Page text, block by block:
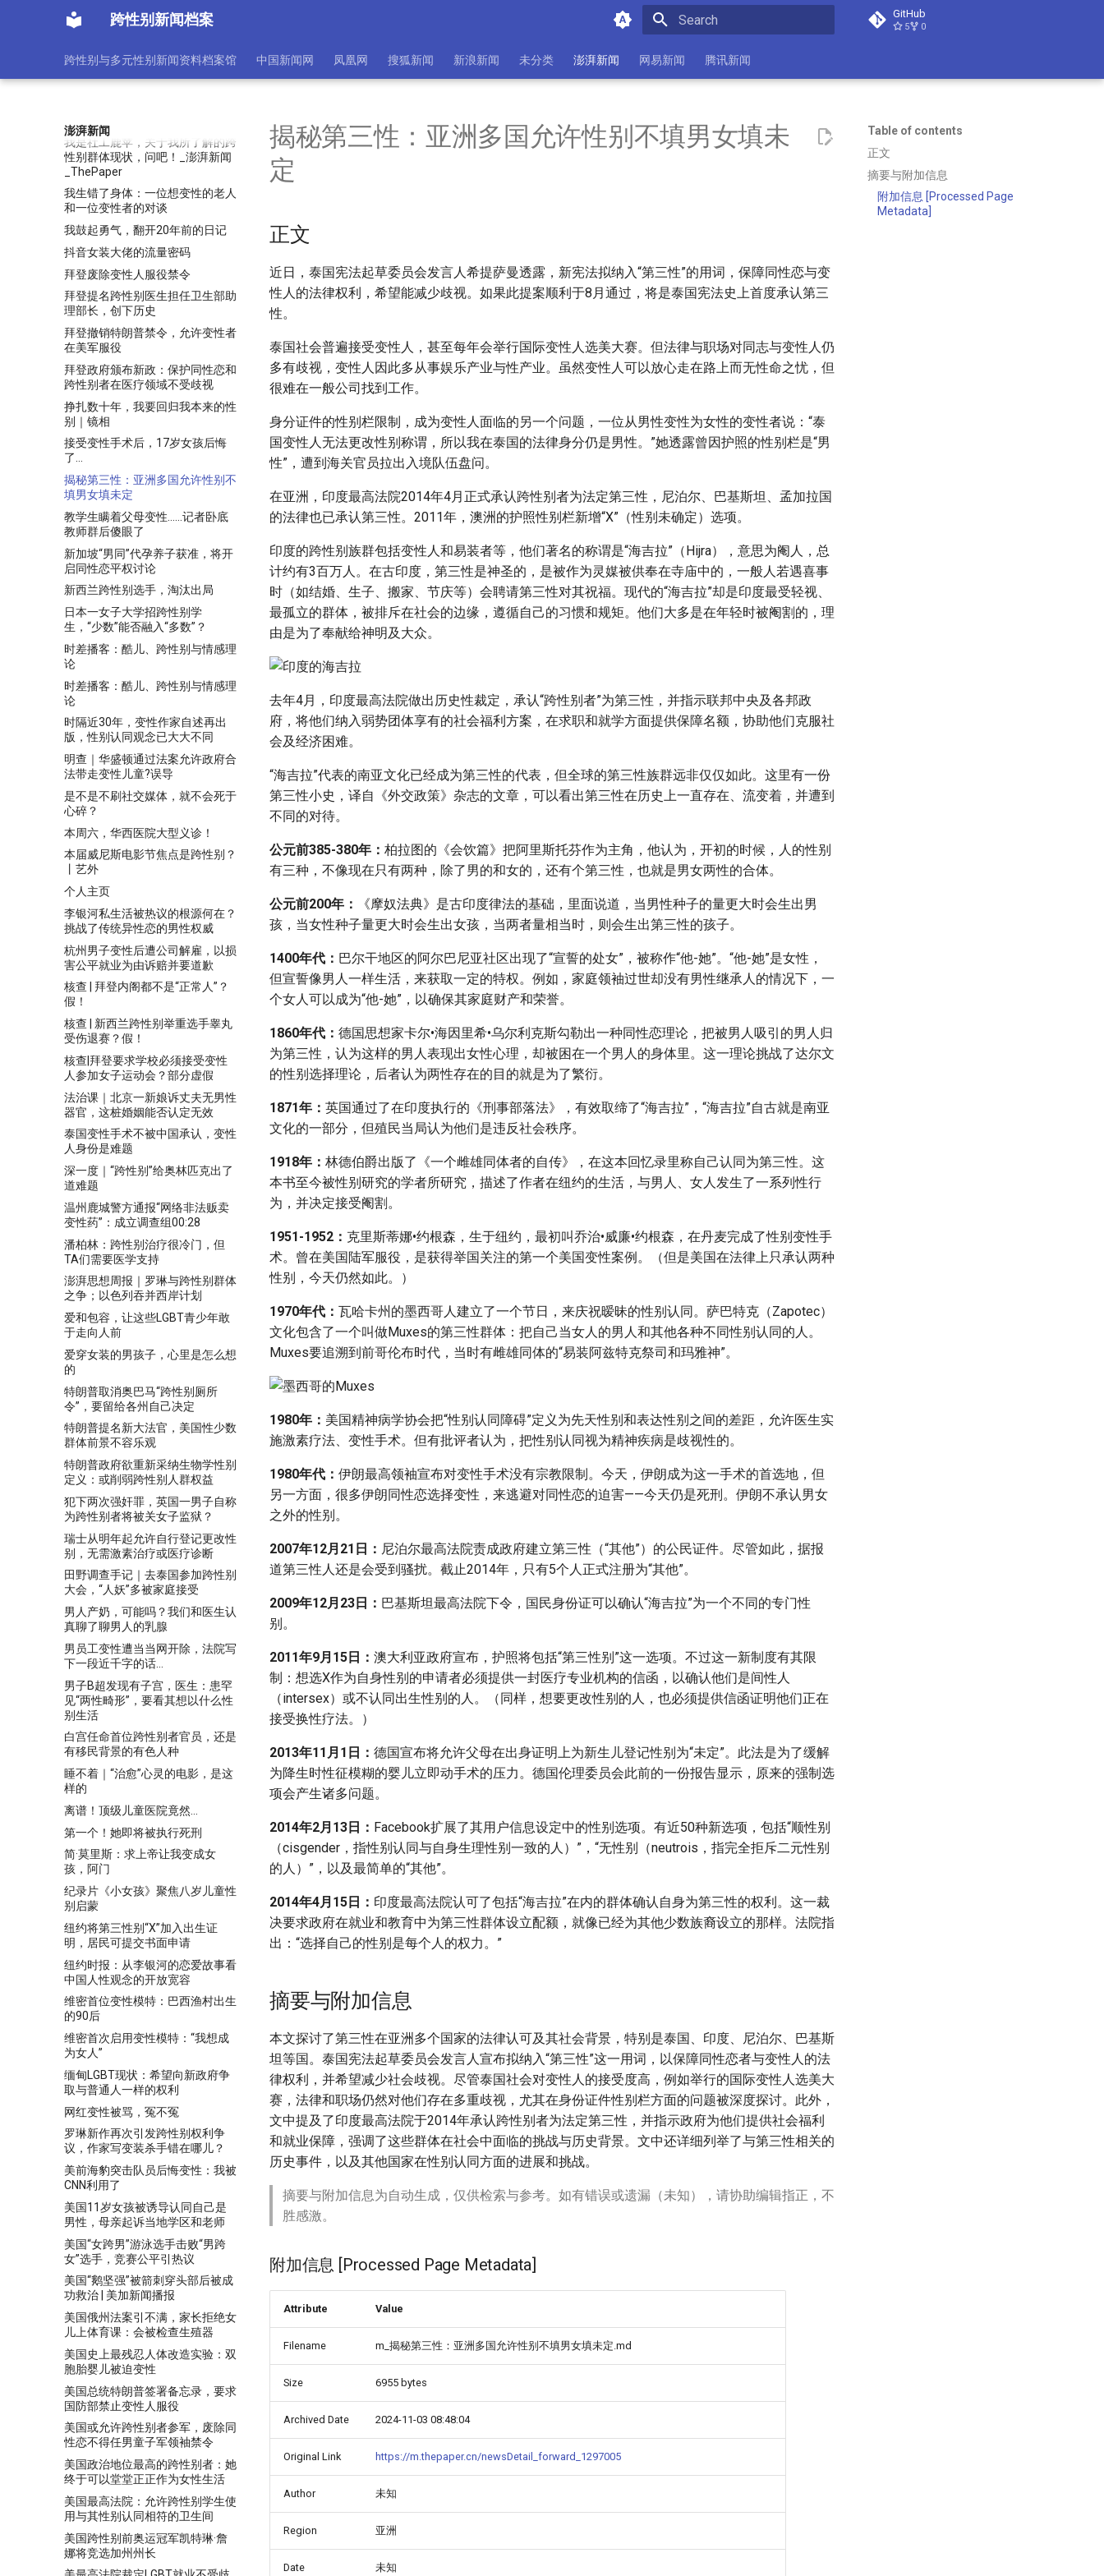
跨性别新闻档案 GitHub
5 0
跨性别与多元性别新闻资料档案馆 中国新闻网 凤凰网 搜狐新闻 新浪新闻 未分类 澎湃新闻 网易新闻 腾讯新闻
澎湃新闻
想当年｜《莲花争霸》：乱炖亦能
出经典
我们邀请六位女性，书写生命中
与“女性性别认同”有关的片段
我是社工鹿苹，关于我所了解的跨
性别群体现状，问吧！_澎湃新闻
_ThePaper
我生错了身体：一位想变性的老人
和一位变性者的对谈
我鼓起勇气，翻开20年前的日记
抖音女装大佬的流量密码
拜登废除变性人服役禁令
拜登提名跨性别医生担任卫生部助
理部长，创下历史
拜登撤销特朗普禁令，允许变性者
在美军服役
拜登政府颁布新政：保护同性恋和
跨性别者在医疗领域不受歧视
挣扎数十年，我要回归我本来的性
别｜镜相
接受变性手术后，17岁女孩后悔
了…
揭秘第三性：亚洲多国允许性别不
填男女填未定
教学生瞒着父母变性……记者卧底
教师群后傻眼了
新加坡“男同”代孕养子获准，将开
启同性恋平权讨论
新西兰跨性别选手，淘汰出局
日本一女子大学招跨性别学
生，“少数”能否融入“多数”？
时差播客：酷儿、跨性别与情感理
论
时差播客：酷儿、跨性别与情感理
论
时隔近30年，变性作家自述再出
版，性别认同观念已大大不同
明查｜华盛顿通过法案允许政府合
法带走变性儿童?误导
是不是不刷社交媒体，就不会死于
心碎？
本周六，华西医院大型义诊！
本届威尼斯电影节焦点是跨性别？
丨艺外
个人主页
李银河私生活被热议的根源何在？
挑战了传统异性恋的男性权威
杭州男子变性后遭公司解雇，以损
害公平就业为由诉赔并要道歉
核查 | 拜登内阁都不是“正常人”？
假！
核查 | 新西兰跨性别举重选手睾丸
受伤退赛？假！
核查|拜登要求学校必须接受变性
人参加女子运动会？部分虚假
法治课｜北京一新娘诉丈夫无男性
器官，这桩婚姻能否认定无效
泰国变性手术不被中国承认，变性
人身份是难题
深一度｜“跨性别”给奥林匹克出了
道难题
温州鹿城警方通报“网络非法贩卖
变性药”：成立调查组00:28
潘柏林：跨性别治疗很冷门，但
TA们需要医学支持
澎湃思想周报｜罗琳与跨性别群体
之争；以色列吞并西岸计划
爱和包容，让这些LGBT青少年敢
于走向人前
爱穿女装的男孩子，心里是怎么想
的
特朗普取消奥巴马“跨性别厕所
令”，要留给各州自己决定
特朗普提名新大法官，美国性少数
群体前景不容乐观
特朗普政府欲重新采纳生物学性别
定义：或削弱跨性别人群权益
犯下两次强奸罪，英国一男子自称
为跨性别者将被关女子监狱？
瑞士从明年起允许自行登记更改性
别，无需激素治疗或医疗诊断
田野调查手记｜去泰国参加跨性别
大会，“人妖”多被家庭接受
男人产奶，可能吗？我们和医生认
真聊了聊男人的乳腺
男员工变性遭当当网开除，法院写
下一段近千字的话…
男子B超发现有子宫，医生：患罕
见“两性畸形”，要看其想以什么性
别生活
白宫任命首位跨性别者官员，还是
有移民背景的有色人种
睡不着｜“治愈”心灵的电影，是这
样的
离谱！顶级儿童医院竟然…
第一个！她即将被执行死刑
简·莫里斯：求上帝让我变成女
孩，阿门
纪录片《小女孩》聚焦八岁儿童性
别启蒙
纽约将第三性别“X”加入出生证
明，居民可提交书面申请
纽约时报：从李银河的恋爱故事看
中国人性观念的开放宽容
维密首位变性模特：巴西渔村出生
的90后
维密首次启用变性模特：“我想成
为女人”
缅甸LGBT现状：希望向新政府争
取与普通人一样的权利
网红变性被骂，冤不冤
罗琳新作再次引发跨性别权利争
议，作家写变装杀手错在哪儿？
美前海豹突击队员后悔变性：我被
CNN利用了
美国11岁女孩被诱导认同自己是
男性，母亲起诉当地学区和老师
美国“女跨男”游泳选手击败“男跨
女”选手，竞赛公平引热议
美国“鹅坚强”被箭刺穿头部后被成
功救治 | 美加新闻播报
美国俄州法案引不满，家长拒绝女
儿上体育课：会被检查生殖器
美国史上最残忍人体改造实验：双
胞胎婴儿被迫变性
美国总统特朗普签署备忘录，要求
国防部禁止变性人服役
美国或允许跨性别者参军，废除同
性恋不得任男童子军领袖禁令
美国政治地位最高的跨性别者：她
终于可以堂堂正正作为女性生活
美国最高法院：允许跨性别学生使
用与其性别认同相符的卫生间
美国跨性别前奥运冠军凯特琳·詹
娜将竞选加州州长
Table of contents
正文
摘要与附加信息
附加信息 [Processed Page
Metadata]
揭秘第三性：亚洲多国允许性别不填男女填未
定
正文
近日，泰国宪法起草委员会发言人希提萨曼透露，新宪法拟纳入“第三性”的用词，保障同性恋与变
性人的法律权利，希望能减少歧视。如果此提案顺利于8月通过，将是泰国宪法史上首度承认第三
性。
泰国社会普遍接受变性人，甚至每年会举行国际变性人选美大赛。但法律与职场对同志与变性人仍
多有歧视，变性人因此多从事娱乐产业与性产业。虽然变性人可以放心走在路上而无性命之忧，但
很难在一般公司找到工作。
身分证件的性别栏限制，成为变性人面临的另一个问题，一位从男性变性为女性的变性者说：“泰
国变性人无法更改性别称谓，所以我在泰国的法律身分仍是男性。”她透露曾因护照的性别栏是“男
性”，遭到海关官员拉出入境队伍盘问。
在亚洲，印度最高法院2014年4月正式承认跨性别者为法定第三性，尼泊尔、巴基斯坦、孟加拉国
的法律也已承认第三性。2011年，澳洲的护照性别栏新增“X”（性别未确定）选项。
印度的跨性别族群包括变性人和易装者等，他们著名的称谓是“海吉拉”（Hijra），意思为阉人，总
计约有3百万人。在古印度，第三性是神圣的，是被作为灵媒被供奉在寺庙中的，一般人若遇喜事
时（如结婚、生子、搬家、节庆等）会聘请第三性对其祝福。现代的“海吉拉”却是印度最受轻视、
最孤立的群体，被排斥在社会的边缘，遵循自己的习惯和规矩。他们大多是在年轻时被阉割的，理
由是为了奉献给神明及大众。
去年4月，印度最高法院做出历史性裁定，承认“跨性别者”为第三性，并指示联邦中央及各邦政
府，将他们纳入弱势团体享有的社会福利方案，在求职和就学方面提供保障名额，协助他们克服社
会及经济困难。
“海吉拉”代表的南亚文化已经成为第三性的代表，但全球的第三性族群远非仅仅如此。这里有一份
第三性小史，译自《外交政策》杂志的文章，可以看出第三性在历史上一直存在、流变着，并遭到
不同的对待。
公元前385-380年： 柏拉图的《会饮篇》把阿里斯托芬作为主角，他认为，开初的时候，人的性别
有三种，不像现在只有两种，除了男的和女的，还有个第三性，也就是男女两性的合体。
公元前200年：
《摩奴法典》是古印度律法的基础，里面说道，当男性种子的量更大时会生出男
孩，当女性种子量更大时会生出女孩，当两者量相当时，则会生出第三性的孩子。
1400年代： 巴尔干地区的阿尔巴尼亚社区出现了“宣誓的处女”，被称作“他-她”。“他-她”是女性，
但宣誓像男人一样生活，来获取一定的特权。例如，家庭领袖过世却没有男性继承人的情况下，一
个女人可以成为“他-她”，以确保其家庭财产和荣誉。
1860年代： 德国思想家卡尔•海因里希•乌尔利克斯勾勒出一种同性恋理论，把被男人吸引的男人归
为第三性，认为这样的男人表现出女性心理，却被困在一个男人的身体里。这一理论挑战了达尔文
的性别选择理论，后者认为两性存在的目的就是为了繁衍。
1871年： 英国通过了在印度执行的《刑事部落法》，有效取缔了“海吉拉”，“海吉拉”自古就是南亚
文化的一部分，但殖民当局认为他们是违反社会秩序。
1918年： 林德伯爵出版了《一个雌雄同体者的自传》，在这本回忆录里称自己认同为第三性。这
本书至今被性别研究的学者所研究，描述了作者在纽约的生活，与男人、女人发生了一系列性行
为，并决定接受阉割。
1951-1952： 克里斯蒂娜•约根森，生于纽约，最初叫乔治•威廉•约根森，在丹麦完成了性别变性手
术。曾在美国陆军服役，是获得举国关注的第一个美国变性案例。（但是美国在法律上只承认两种
性别，今天仍然如此。）
1970年代： 瓦哈卡州的墨西哥人建立了一个节日，来庆祝暧昧的性别认同。萨巴特克（Zapotec）
文化包含了一个叫做Muxes的第三性群体：把自己当女人的男人和其他各种不同性别认同的人。
Muxes要追溯到前哥伦布时代，当时有雌雄同体的“易装阿兹特克祭司和玛雅神”。
1980年： 美国精神病学协会把“性别认同障碍”定义为先天性别和表达性别之间的差距，允许医生实
施激素疗法、变性手术。但有批评者认为，把性别认同视为精神疾病是歧视性的。
1980年代： 伊朗最高领袖宣布对变性手术没有宗教限制。今天，伊朗成为这一手术的首选地，但
另一方面，很多伊朗同性恋选择变性，来逃避对同性恋的迫害——今天仍是死刑。伊朗不承认男女
之外的性别。
2007年12月21日： 尼泊尔最高法院责成政府建立第三性（“其他”）的公民证件。尽管如此，据报
道第三性人还是会受到骚扰。截止2014年，只有5个人正式注册为“其他”。
2009年12月23日： 巴基斯坦最高法院下令，国民身份证可以确认“海吉拉”为一个不同的专门性
别。
2011年9月15日： 澳大利亚政府宣布，护照将包括“第三性别”这一选项。不过这一新制度有其限
制：想选X作为自身性别的申请者必须提供一封医疗专业机构的信函，以确认他们是间性人
（intersex）或不认同出生性别的人。（同样，想要更改性别的人，也必须提供信函证明他们正在
接受换性疗法。）
2013年11月1日： 德国宣布将允许父母在出身证明上为新生儿登记性别为“未定”。此法是为了缓解
为降生时性征模糊的婴儿立即动手术的压力。德国伦理委员会此前的一份报告显示，原来的强制选
项会产生诸多问题。
2014年2月13日： Facebook扩展了其用户信息设定中的性别选项。有近50种新选项，包括“顺性别
（cisgender，指性别认同与自身生理性别一致的人）”，“无性别（neutrois，指完全拒斥二元性别
的人）”，以及最简单的“其他”。
2014年4月15日： 印度最高法院认可了包括“海吉拉”在内的群体确认自身为第三性的权利。这一裁
决要求政府在就业和教育中为第三性群体设立配额，就像已经为其他少数族裔设立的那样。法院指
出：“选择自己的性别是每个人的权力。”
摘要与附加信息
本文探讨了第三性在亚洲多个国家的法律认可及其社会背景，特别是泰国、印度、尼泊尔、巴基斯
坦等国。泰国宪法起草委员会发言人宣布拟纳入“第三性”这一用词，以保障同性恋者与变性人的法
律权利，并希望减少社会歧视。尽管泰国社会对变性人的接受度高，例如举行的国际变性人选美大
赛，法律和职场仍然对他们存在多重歧视，尤其在身份证件性别栏方面的问题被深度探讨。此外，
文中提及了印度最高法院于2014年承认跨性别者为法定第三性，并指示政府为他们提供社会福利
和就业保障，强调了这些群体在社会中面临的挑战与历史背景。文中还详细列举了与第三性相关的
历史事件，以及其他国家在性别认同方面的进展和挑战。
摘要与附加信息为自动生成，仅供检索与参考。如有错误或遗漏（未知），请协助编辑指正，不
胜感激。
附加信息 [Processed Page Metadata]
Attribute Value
Filename m_揭秘第三性：亚洲多国允许性别不填男女填未定.md
Size 6955 bytes
Archived Date 2024-11-03 08:48:04
Original Link https://m.thepaper.cn/newsDetail_forward_1297005
Author 未知
Region 亚洲
Date 未知